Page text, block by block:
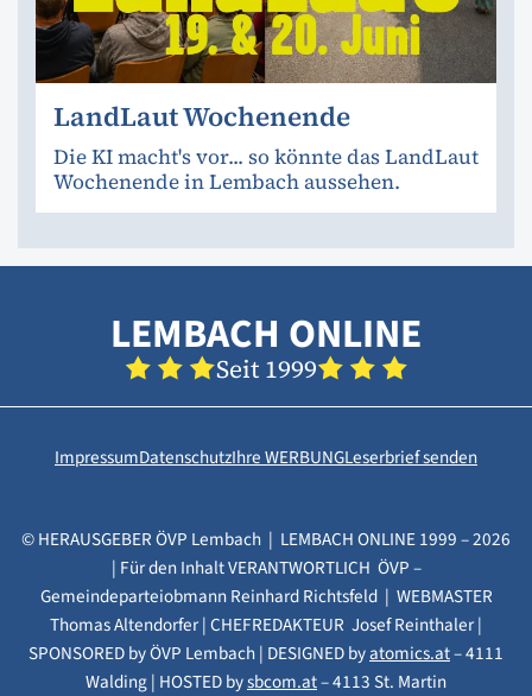
LandLaut Wochenende
Die KI macht's vor... so könnte das LandLaut
Wochenende in Lembach aussehen.
LEMBACH ONLINE
Seit 1999
ImpressumDatenschutzIhre WERBUNGLeserbrief senden
© HERAUSGEBER ÖVP Lembach | LEMBACH ONLINE 1999 – 2026
| Für den Inhalt VERANTWORTLICH ÖVP –
Gemeindeparteiobmann Reinhard Richtsfeld | WEBMASTER
Thomas Altendorfer | CHEFREDAKTEUR Josef Reinthaler |
SPONSORED by ÖVP Lembach | DESIGNED byatomics.at– 4111
Walding | HOSTED bysbcom.at– 4113 St. Martin